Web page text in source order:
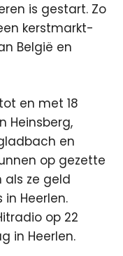
is gestart. Zo
kerstmarkt-
België en
en met 18
Heinsberg,
en
op gezette
als ze geld
Heerlen.
op 22
in Heerlen.